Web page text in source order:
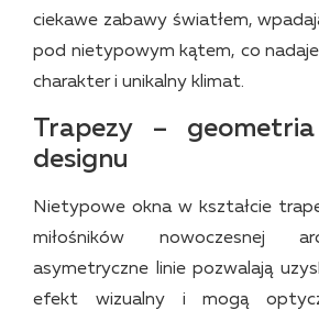
ciekawe zabawy światłem,
pod nietypowym kątem, co
charakter i unikalny klimat.
Trapezy –
designu
Nietypowe okna w kształcie
miłośników nowoczesnej
asymetryczne linie pozwalają
efekt wizualny i mogą